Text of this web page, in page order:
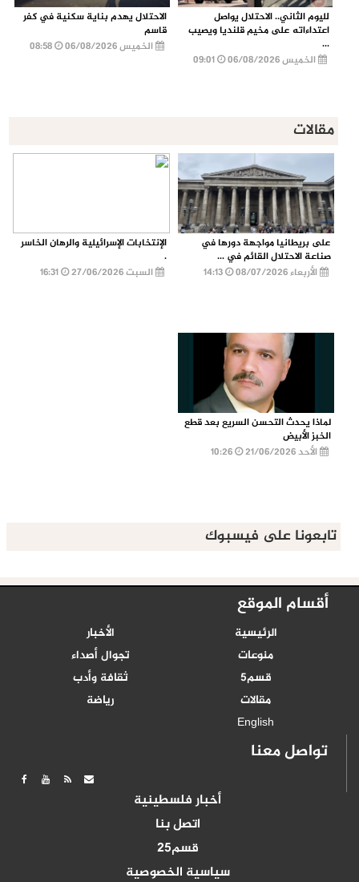
لليوم الثاني.. الاحتلال يواصل
اعتداءاته على مخيم قلنديا ويصيب
...
الخميس 06/08/2026
الاحتلال يهدم بناية سكنية في كفر
قاسم
الخميس 06/08/2026
08:58
مقالات
على بريطانيا مواجهة دورها في
صناعة الاحتلال القائم في ...
الأربعاء 08/07/2026
الإنتخابات الإسرائيلية والرهان الخاسر
.
السبت 27/06/2026
16:31
لماذا يحدث التحسن السريع بعد قطع
الخبز الأبيض
الأحد 21/06/2026
تابعونا على فيسبوك
أقسام الموقع
الرئيسية
الأخبار
منوعات
تجوال أصداء
قسم5
ثقافة وأدب
مقالات
رياضة
English
تواصل معنا
أخبار فلسطينية
اتصل بنا
قسم25
سياسية الخصوصية